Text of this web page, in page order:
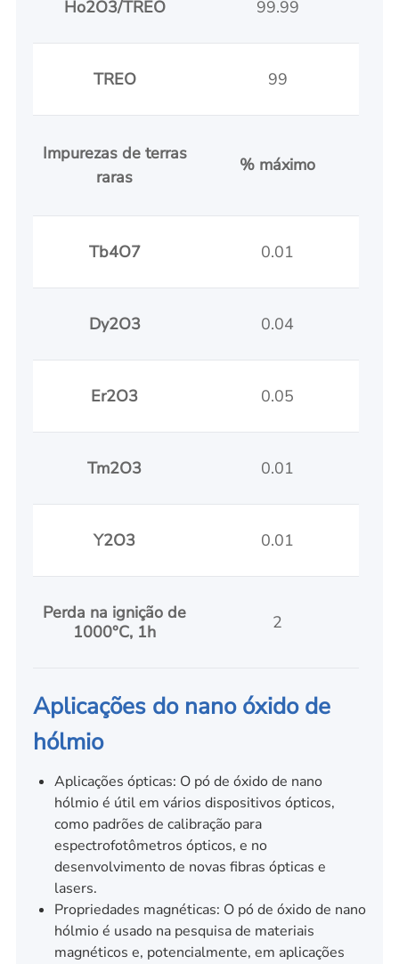
Ho2O3/TREO 99.99
TREO 99
Impurezas de terras
raras
% máximo
Tb4O7 0.01
Dy2O3 0.04
Er2O3 0.05
Tm2O3 0.01
Y2O3 0.01
Perda na ignição de
1000°C, 1h
2
Aplicações do nano óxido de
hólmio
Aplicações ópticas: O pó de óxido de nano
hólmio é útil em vários dispositivos ópticos,
como padrões de calibração para
espectrofotômetros ópticos, e no
desenvolvimento de novas fibras ópticas e
lasers.
Propriedades magnéticas: O pó de óxido de nano
hólmio é usado na pesquisa de materiais
magnéticos e, potencialmente, em aplicações